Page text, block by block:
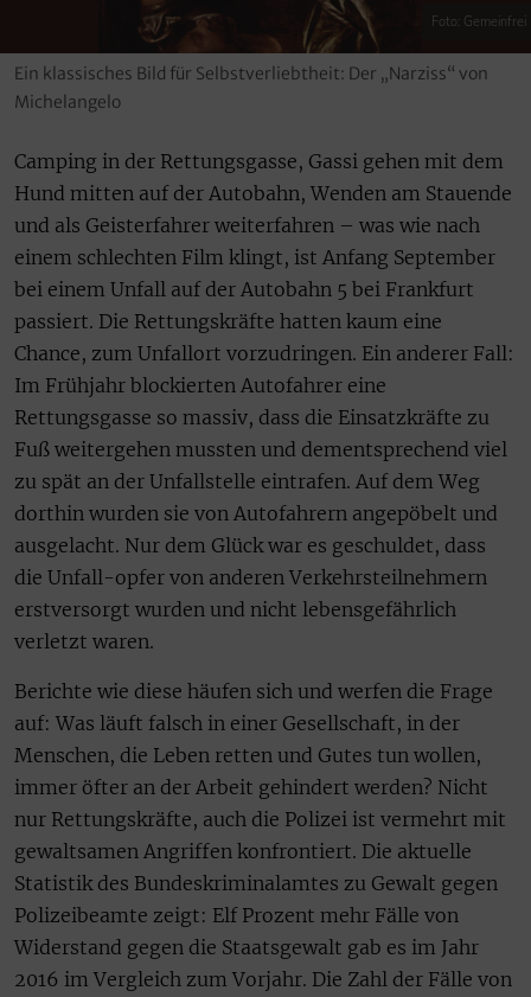
Foto: Gemeinfrei
Ein klassisches Bild für Selbstverliebtheit: Der „Narziss“ von
Michelangelo
Camping in der Rettungsgasse, Gassi gehen mit dem
Hund mitten auf der Autobahn, Wenden am Stauende
und als Geisterfahrer weiterfahren – was wie nach
einem schlechten Film klingt, ist Anfang September
bei einem Unfall auf der Autobahn 5 bei Frankfurt
passiert. Die Rettungskräfte hatten kaum eine
Chance, zum Unfallort vorzudringen. Ein anderer Fall:
Im Frühjahr blockierten Autofahrer eine
Rettungsgasse so massiv, dass die Einsatzkräfte zu
Fuß weitergehen mussten und dementsprechend viel
zu spät an der Unfallstelle eintrafen. Auf dem Weg
dorthin wurden sie von Autofahrern angepöbelt und
ausgelacht. Nur dem Glück war es geschuldet, dass
die Unfall-opfer von anderen Verkehrsteilnehmern
erstversorgt wurden und nicht lebensgefährlich
verletzt waren.
Berichte wie diese häufen sich und werfen die Frage
auf: Was läuft falsch in einer Gesellschaft, in der
Menschen, die Leben retten und Gutes tun wollen,
immer öfter an der Arbeit gehindert werden? Nicht
nur Rettungskräfte, auch die Polizei ist vermehrt mit
gewaltsamen Angriffen konfrontiert. Die aktuelle
Statistik des Bundeskriminalamtes zu Gewalt gegen
Polizeibeamte zeigt: Elf Prozent mehr Fälle von
Widerstand gegen die Staatsgewalt gab es im Jahr
2016 im Vergleich zum Vorjahr. Die Zahl der Fälle von